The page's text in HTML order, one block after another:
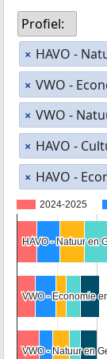
Profiel:
× HAVO -
× VWO -
× VWO -
× HAVO -
× HAVO -
2024-2025
HAVO - Natuur en
HAVO - Natuur en
VWO - Economie
VWO - Economie
VWO - Natuur en
VWO - Natuur en